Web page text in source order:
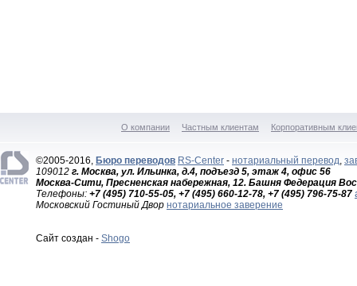
О компании Частным клиентам Корпоративным
©2005-2016, Бюро переводов RS-Center - нотариальный перевод,
109012 г. Москва, ул. Ильинка, д.4, подъезд 5, этаж 4, офис 56
Москва-Сити, Пресненская набережная, 12. Башня Федерация
Телефоны: +7 (495) 710-55-05, +7 (495) 660-12-78, +7 (495) 796-75-87
Московский Гостиный Двор нотариальное заверение
Сайт создан - Shogo